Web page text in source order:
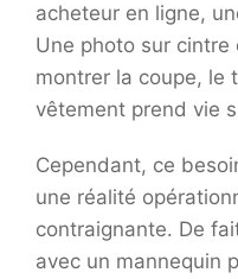
acheteur en ligne,
Une photo sur
montrer la coupe, le
vêtement prend vie
Cependant, ce
une réalité
contraignante. De
avec un mannequin